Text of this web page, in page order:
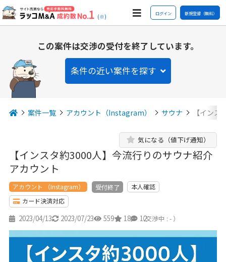
(※) ログイン 新規登録（無料）
この案件は交渉の受付を終了しています。
条件の近い案件を探す
案件一覧 アカウント（Instagram） サウナ 【イン
【インスタ約3000人】今流行りのサウナ紹介
アカウント
気になる（値下げ通知）
アカウント （Instagram） 受付終了
本人確認
カード決済対応
2023/04/13 2023/07/23 559 18 12
（交渉中 : - ）